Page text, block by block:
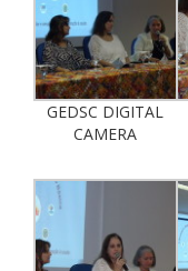
GEDSC DIGITAL
CAMERA